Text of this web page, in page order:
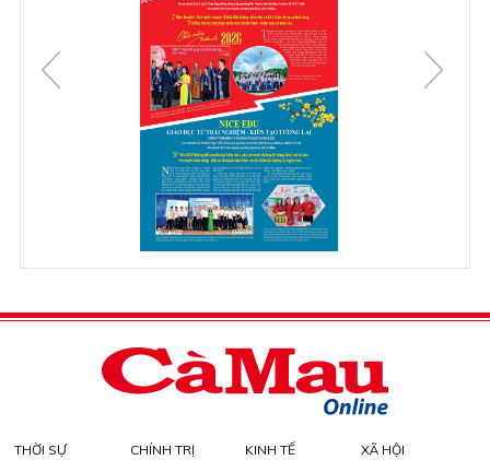
THỜI SỰ CHÍNH TRỊ KINH TẾ XÃ HỘI